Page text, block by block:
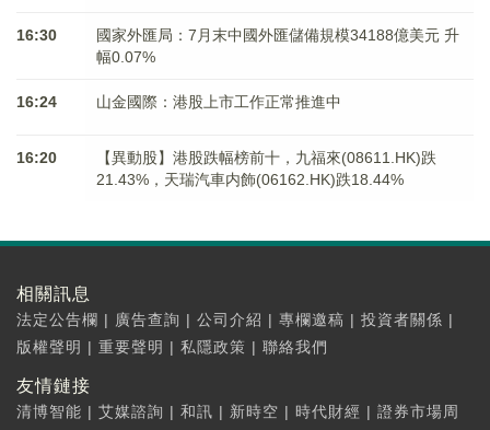
16:30
國家外匯局：7月末中國外匯儲備規模34188億美元 升
幅0.07%
16:24 山金國際：港股上市工作正常推進中
16:20
【異動股】港股跌幅榜前十，九福來(08611.HK)跌
21.43%，天瑞汽車内飾(06162.HK)跌18.44%
相關訊息
法定公告欄 | 廣告查詢 | 公司介紹 | 專欄邀稿 | 投資者關係 |
版權聲明 | 重要聲明 | 私隱政策 | 聯絡我們
友情鏈接
清博智能 | 艾媒諮詢 | 和訊 | 新時空 | 時代財經 | 證券市場周